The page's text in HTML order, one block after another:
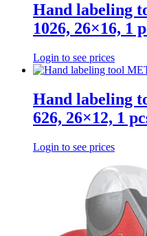
Hand labeling
1026, 26×16, 1
Login to see prices
Hand labeling
626, 26×12, 1
Login to see prices